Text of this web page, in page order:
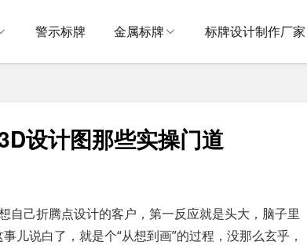
警示标牌 金属标牌 标牌设计制作厂家
设计图那些实操门道
自己折腾点设计的客户，第一反应就是头大，脑子里
儿说白了，就是个“从想到画”的过程，没那么玄乎，